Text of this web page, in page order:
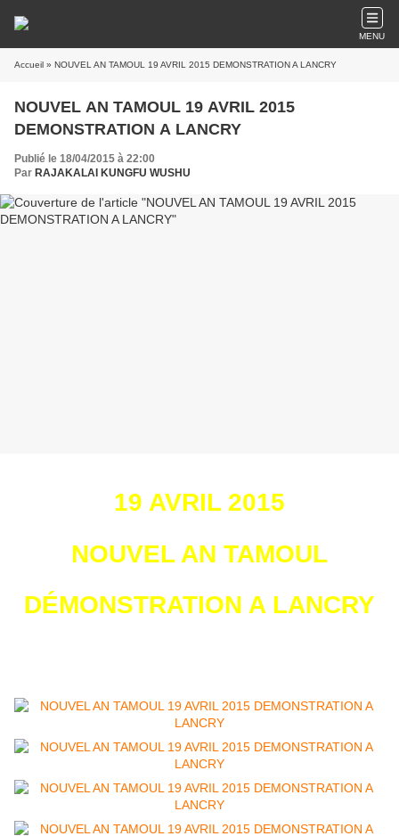
MENU
Accueil » NOUVEL AN TAMOUL 19 AVRIL 2015 DEMONSTRATION A LANCRY
NOUVEL AN TAMOUL 19 AVRIL 2015
DEMONSTRATION A LANCRY
Publié le 18/04/2015 à 22:00
Par RAJAKALAI KUNGFU WUSHU
19 AVRIL 2015
NOUVEL AN TAMOUL
DÉMONSTRATION A LANCRY